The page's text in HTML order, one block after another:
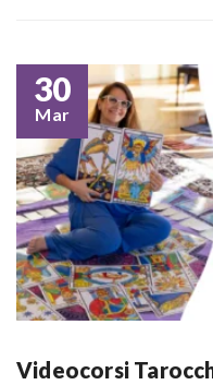
30
Mar
Videocorsi